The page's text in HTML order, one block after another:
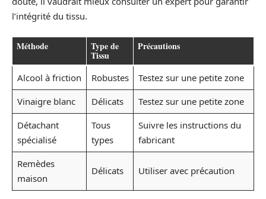
l’intégrité du tissu.
Méthode Type de
Tissu
Précautions
Alcool à friction Robustes
Testez sur une petite zone
Vinaigre blanc
Délicats
Testez sur une petite zone
Détachant
spécialisé
Tous
types
Suivre les instructions du
fabricant
Remèdes
maison
Délicats Utiliser avec précaution